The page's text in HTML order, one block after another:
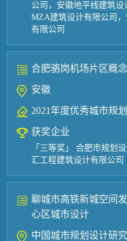
公司，安徽地平线建筑设
MZA建筑设计有限公司
有限公司
合肥骆岗机场片区概
安徽
2021年度优秀城市规
获奖企业
「三等奖」 合肥市规划
汇工程建筑设计有限公司
聊城市高铁新城空间
心区城市设计
中国城市规划设计研